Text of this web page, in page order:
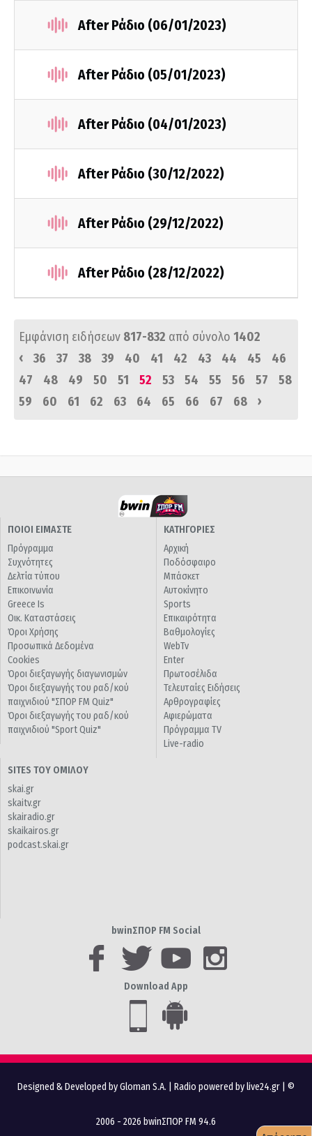
After Ράδιο (06/01/2023)
After Ράδιο (05/01/2023)
After Ράδιο (04/01/2023)
After Ράδιο (30/12/2022)
After Ράδιο (29/12/2022)
After Ράδιο (28/12/2022)
Εμφάνιση ειδήσεων 817-832 από σύνολο 1402
‹
36 37 38 39 40 41 42 43 44 45
46
47
48 49 50 51 52 53 54 55 56 57
58
59
60 61 62 63 64 65 66 67 68 ›
ΠΟΙΟΙ ΕΙΜΑΣΤΕ
Πρόγραμμα
Συχνότητες
Δελτία τύπου
Επικοινωνία
Greece Is
Οικ. Καταστάσεις
Όροι Χρήσης
Προσωπικά Δεδομένα
Cookies
Όροι διεξαγωγής διαγωνισμών
Όροι διεξαγωγής του ραδ/κού
παιχνιδιού "ΣΠΟΡ FM Quiz"
Όροι διεξαγωγής του ραδ/κού
παιχνιδιού "Sport Quiz"
ΚΑΤΗΓΟΡΙΕΣ
Αρχική
Ποδόσφαιρο
Μπάσκετ
Αυτοκίνητο
Sports
Επικαιρότητα
Βαθμολογίες
WebTv
Enter
Πρωτοσέλιδα
Τελευταίες Ειδήσεις
Αρθρογραφίες
Αφιερώματα
Πρόγραμμα TV
Live-radio
SITES ΤΟΥ ΟΜΙΛΟΥ
skai.gr
skaitv.gr
skairadio.gr
skaikairos.gr
podcast.skai.gr
bwinΣΠΟΡ FM Social
Download App
Designed & Developed by Gloman S.A. Radio powered by live24.gr | ©
2006 - 2026 bwinΣΠΟΡ FM 94.6